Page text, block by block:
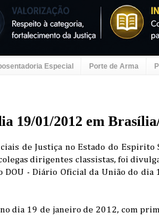
Especial Porte de Arma
19/01/2012 em
de Justiça no Estado do Espirito
dirigentes classistas, foi
DOU - Diário Oficial da União do
dia 19 de janeiro de 2012, com